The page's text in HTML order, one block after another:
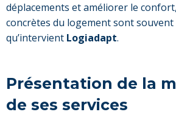
déplacements et améliorer le
concrètes du logement sont souvent
qu’intervient Logiadapt.
Présentation de la
de ses services